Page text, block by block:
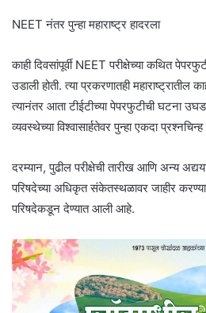
NEET नंतर पुन्हा महाराष्ट्र हादरला
काही दिवसांपूर्वी NEET परीक्षेच्या कथित
उडाली होती. त्या प्रकरणातही महाराष्ट्रातील
त्यानंतर आता टीईटीच्या पेपरफुटीची घटना
व्यवस्थेच्या विश्वासार्हतेवर पुन्हा एकदा
दरम्यान, पुढील परीक्षेची तारीख आणि अन्य
परिषदेच्या अधिकृत संकेतस्थळावर जाहीर
परिषदेकडून देण्यात आली आहे.